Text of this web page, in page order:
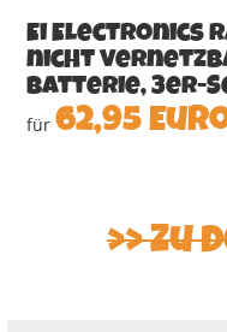
Ei Electronics
nicht
Batterie, 3er-
für 62,95
>> Zu